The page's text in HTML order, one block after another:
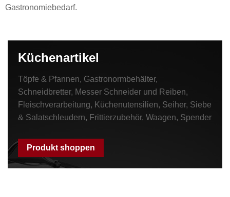
Gastronomiebedarf.
Küchenartikel
Töpfe & Pfannen, Gastronormbehälter,
Schneidbretter, Messer Schneider und Reiben,
Fleischverarbeitung, Küchenutensilien, Seiher, Siebe
& Salatschleudern, Frittierzubehör, Waagen, Spender
Produkt shoppen